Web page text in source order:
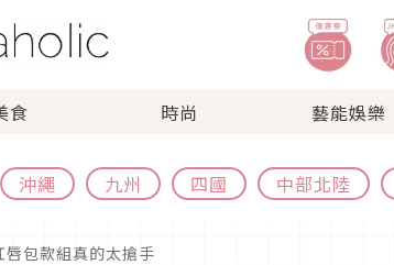
食 時尚 藝能娛樂
沖繩 九州 四國 中部北陸
包款組真的太搶手